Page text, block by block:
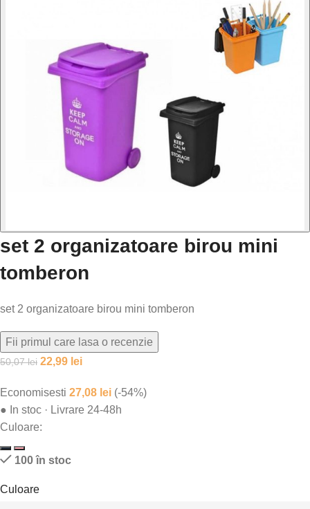
set 2 organizatoare birou mini
tomberon
set 2 organizatoare birou mini tomberon
Fii primul care lasa o recenzie
50,07lei 22,99 lei
Economisesti 27,08 lei (-54%)
● In stoc · Livrare 24-48h
Culoare:
100 în stoc
Culoare